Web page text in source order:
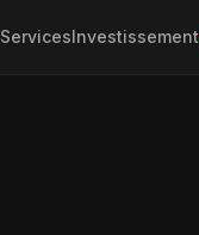
ServicesInvestissement